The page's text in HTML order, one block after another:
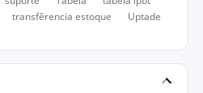
transfêrencia estoque
Uptade